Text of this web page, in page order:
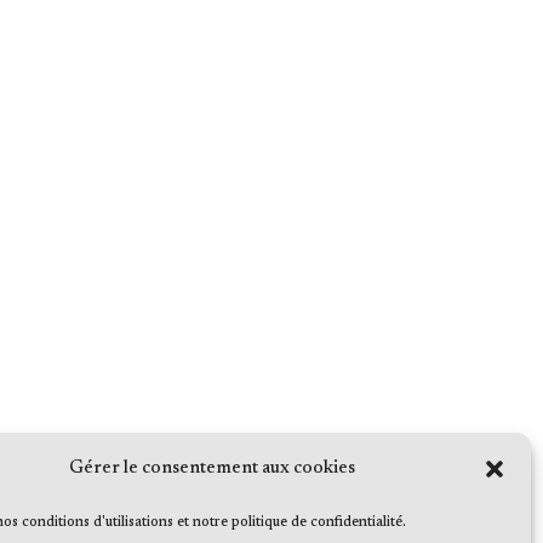
Gérer le consentement aux cookies
conditions d'utilisations et notre politique de confidentialité.